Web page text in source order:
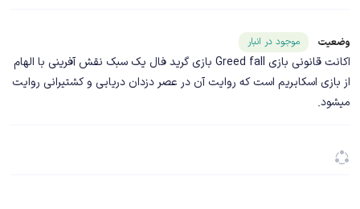
وضعیت موجود در انبارشناسه محصول ۲۵۰۵۳
اکانت قانونی بازی Greed fall بازی گرید فال یک سبک نقش آفرینی با الهام
از بازی اسکایریم است که روایت آن در عصر دزدان دریایی و کشتیرانی روایت
میشود.